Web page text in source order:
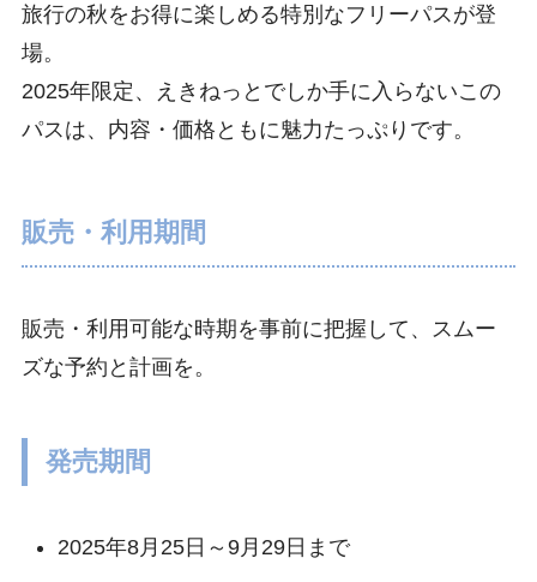
旅行の秋をお得に楽しめる特別なフリーパスが登
場。
2025年限定、えきねっとでしか手に入らないこの
パスは、内容・価格ともに魅力たっぷりです。
販売・利用期間
販売・利用可能な時期を事前に把握して、スムー
ズな予約と計画を。
発売期間
2025年8月25日～9月29日まで